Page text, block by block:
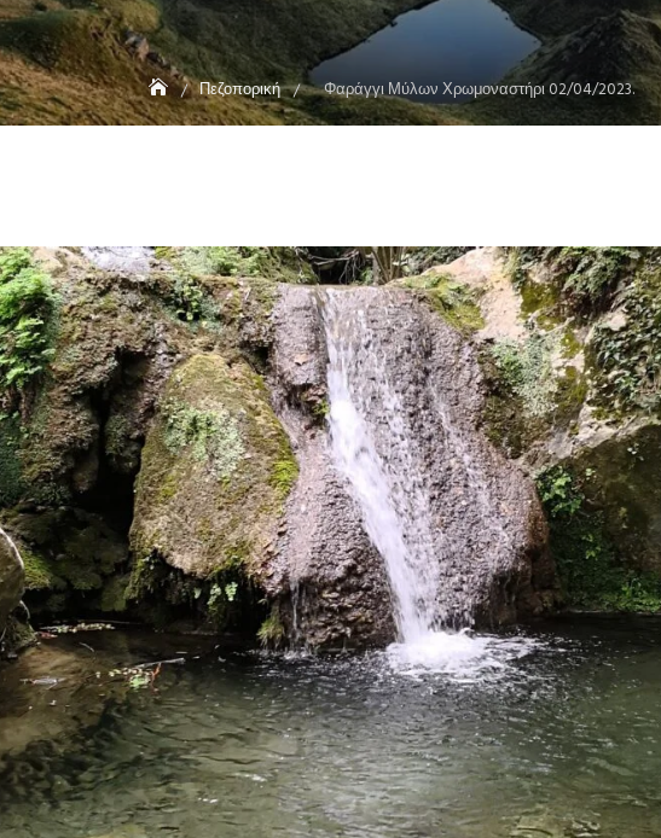
Πεζοπορική Φαράγγι Μύλων Χρωμοναστήρι 02/04/2023.